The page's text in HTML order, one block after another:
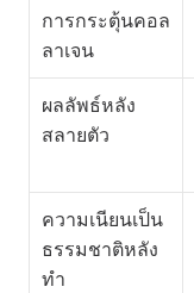
การกระตุ้นคอล
ลาเจน
ผลลัพธ์หลัง
สลายตัว
ความเนียนเป็น
ธรรมชาติหลัง
ทำ